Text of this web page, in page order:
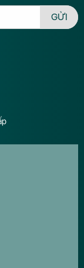
GỬI